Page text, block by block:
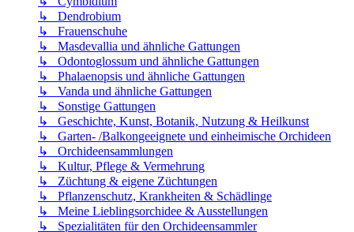
↳ Dendrobium
↳ Frauenschuhe
↳ Masdevallia und ähnliche Gattungen
↳ Odontoglossum und ähnliche Gattungen
↳ Phalaenopsis und ähnliche Gattungen
↳ Vanda und ähnliche Gattungen
↳ Sonstige Gattungen
↳ Geschichte, Kunst, Botanik, Nutzung & Heilkunst
↳ Garten- /Balkongeeignete und einheimische Orchideen
↳ Orchideensammlungen
↳ Kultur, Pflege & Vermehrung
↳ Züchtung & eigene Züchtungen
↳ Pflanzenschutz, Krankheiten & Schädlinge
↳ Meine Lieblingsorchidee & Ausstellungen
↳ Spezialitäten für den Orchideensammler